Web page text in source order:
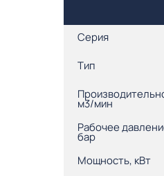
Серия
Тип
м3/мин
Рабочее
бар
Мощность, кВт